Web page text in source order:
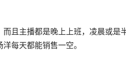
且主播都是晚上上班，凌晨或是
每天都能销售一空。